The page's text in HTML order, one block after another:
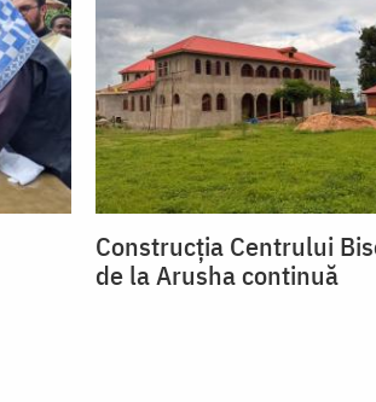
Construcția Centrului
de la Arusha continuă